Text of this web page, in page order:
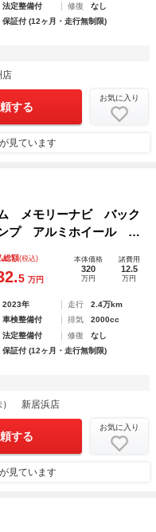
法定整備付 修復
なし
保証付 (12ヶ月・走行無制限)
店
する
お気に入り
が見ています
メモリーナビ バック
プ アルミホイール ド
コントロール ＥＴ
ス
総額(税込)
5 万円
本体価格
320
万円
諸費用
12.5
万円
2023年 走行
2.4万km
車検整備付 排気
2000cc
法定整備付 修復
なし
保証付 (12ヶ月・走行無制限)
） 新居浜店
する
お気に入り
が見ています